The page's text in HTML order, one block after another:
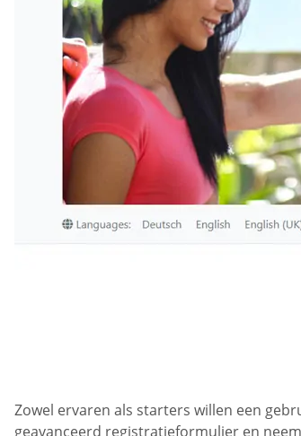
Zowel ervaren als starters willen een
geavanceerd registratieformulier en